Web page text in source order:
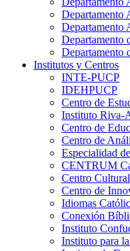
Departamento
Departamento
Departamento
Departamento
Institutos y Centros
INTE-PUCP
IDEHPUCP
Centro de
Instituto Riva-
Centro de
Centro de
Especialidad
CENTRUM
Centro
Centro de
Idiomas
Conexión
Instituto
Instituto para